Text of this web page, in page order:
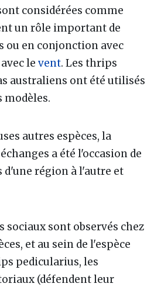
considérées comme
un rôle important de
ou en conjonction avec
le vent. Les thrips
australiens ont été utilisés
modèles.
autres espèces, la
a été l'occasion de
d'une région à l'autre et
sociaux sont observés chez
et au sein de l'espèce
pedicularius, les
(défendent leur